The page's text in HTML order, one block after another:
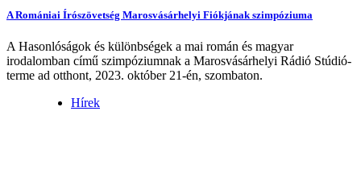
A Romániai Írószövetség Marosvásárhelyi Fiókjának szimpóziuma
A Hasonlóságok és különbségek a mai román és magyar
irodalomban című szimpóziumnak a Marosvásárhelyi Rádió Stúdió-
terme ad otthont, 2023. október 21-én, szombaton.
Hírek